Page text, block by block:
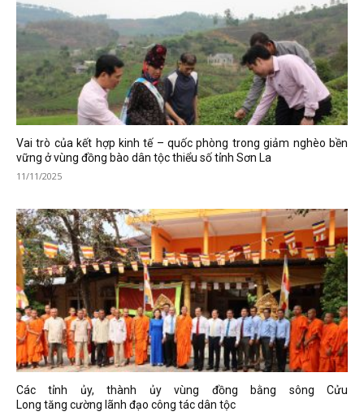
Vai trò của kết hợp kinh tế – quốc phòng trong giảm nghèo bền
vững ở vùng đồng bào dân tộc thiểu số tỉnh Sơn La
11/11/2025
Các tỉnh ủy, thành ủy vùng đồng bằng sông Cửu
Long tăng cường lãnh đạo công tác dân tộc